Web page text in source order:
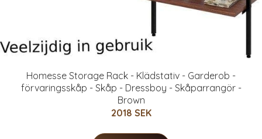
Homesse Storage Rack - Klädstativ - Garderob -
förvaringsskåp - Skåp - Dressboy - Skåparrangör -
Brown
2018 SEK